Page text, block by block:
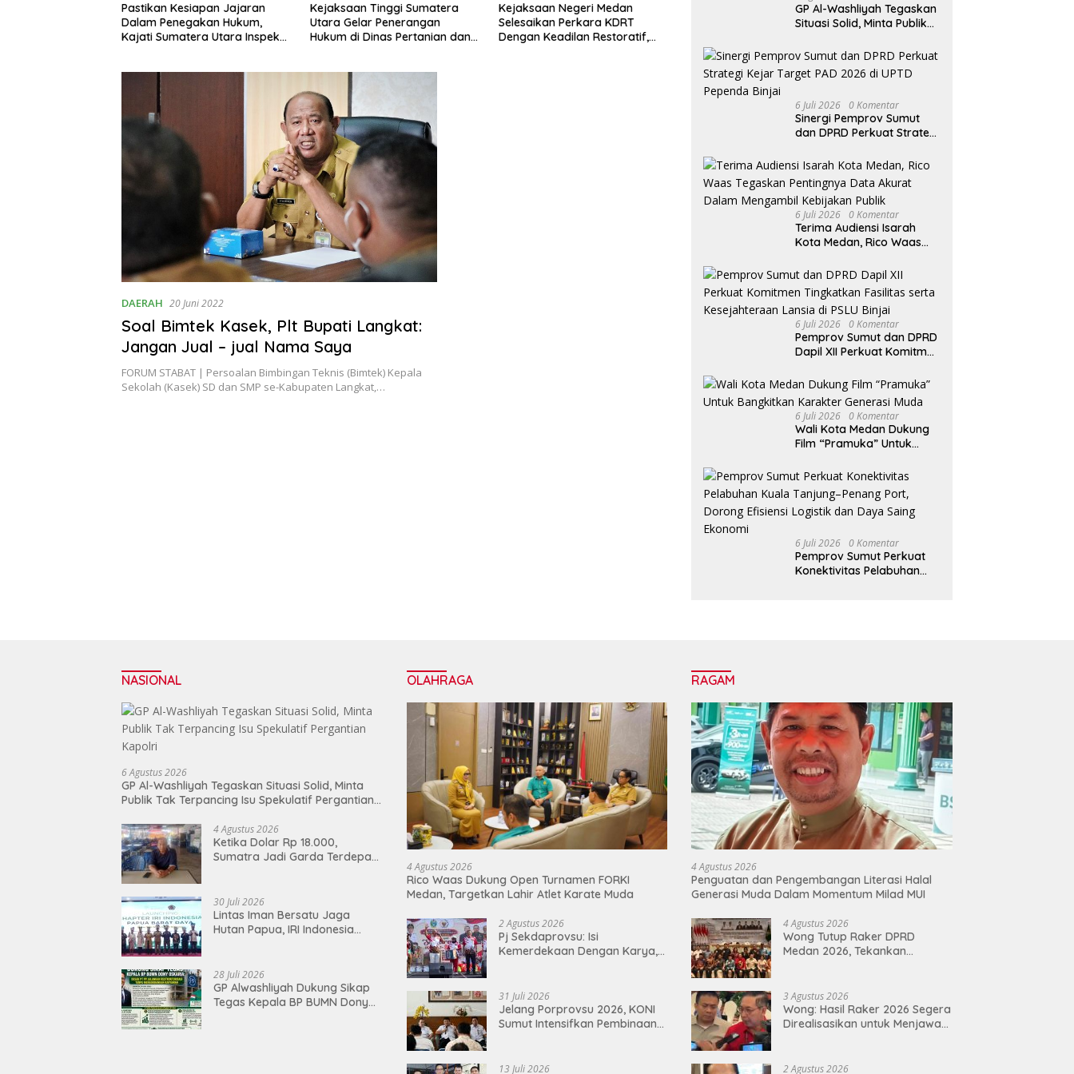
Kejaksaan Tinggi Sumatera
Utara Gelar Penerangan
Hukum di Dinas Pertanian dan
Kejaksaan Negeri Medan
Selesaikan Perkara KDRT
Dengan Keadilan Restoratif,
Hakim Tipikor Medan Soroti UU
Penyesuaian Pidana, JPU
Bungkam Soal Pengembalian
Kajati Sumatera Utara Terima
Audiensi Badan Pembentukan
Tegakkan Putusan Inkracht,
Kejari Asahan Musnahkan
DAERAH 20 Juni 2022
Soal Bimtek Kasek, Plt Bupati Langkat:
Jangan Jual – jual Nama Saya
FORUM STABAT | Persoalan Bimbingan Teknis (Bimtek) Kepala
Sekolah (Kasek) SD dan SMP se-Kabupaten Langkat,…
GP Al-Washliyah Tegaskan
Situasi Solid, Minta Publik
Spekulatif Pergantian
Kapolri
6 Juli 2026 0 Komentar
Sinergi Pemprov Sumut
dan DPRD Perkuat Strategi
UPTD Pependa Binjai
6 Juli 2026 0 Komentar
Terima Audiensi Isarah
Kota Medan, Rico Waas
Akurat Dalam Mengambil
Kebijakan Publik
6 Juli 2026 0 Komentar
Pemprov Sumut dan DPRD
Dapil XII Perkuat Komitmen
Kesejahteraan Lansia di
PSLU Binjai
6 Juli 2026 0 Komentar
Wali Kota Medan Dukung
Film “Pramuka” Untuk
Generasi Muda
6 Juli 2026 0 Komentar
Pemprov Sumut Perkuat
Konektivitas Pelabuhan
NASIONAL
6 Agustus 2026
GP Al-Washliyah Tegaskan Situasi Solid, Minta
Publik Tak Terpancing Isu Spekulatif Pergantian
4 Agustus 2026
Ketika Dolar Rp 18.000,
Sumatra Jadi Garda Terdepan
30 Juli 2026
Lintas Iman Bersatu Jaga
Hutan Papua, IRI Indonesia
28 Juli 2026
GP Alwashliyah Dukung Sikap
Tegas Kepala BP BUMN Dony
OLAHRAGA
4 Agustus 2026
Rico Waas Dukung Open Turnamen FORKI
Medan, Targetkan Lahir Atlet Karate Muda
2 Agustus 2026
Pj Sekdaprovsu: Isi
Kemerdekaan Dengan Karya,
31 Juli 2026
Jelang Porprovsu 2026, KONI
Sumut Intensifkan Pembinaan
13 Juli 2026
RAGAM
4 Agustus 2026
Penguatan dan Pengembangan Literasi Halal
Generasi Muda Dalam Momentum Milad MUI
4 Agustus 2026
Wong Tutup Raker DPRD
Medan 2026, Tekankan
Masyarakat
3 Agustus 2026
Wong: Hasil Raker 2026 Segera
Direalisasikan untuk Menjawab
2 Agustus 2026